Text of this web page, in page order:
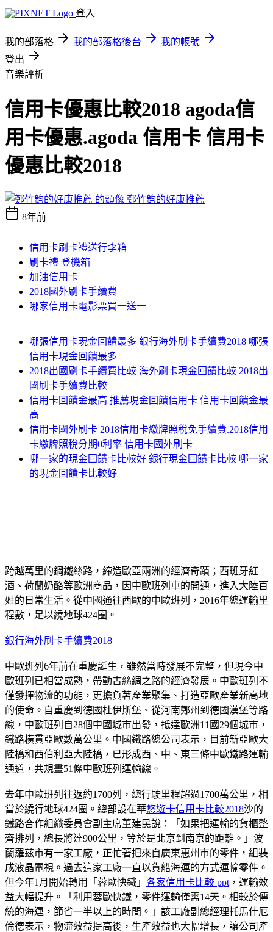
登入
我的部落格 我的部落格後台
我的帳號
登出
音樂評析
信用卡優惠比較2018 agoda信
用卡優惠.agoda 信用卡 信用卡
優惠比較2018
鄭竹鈞的好康推薦
8年前
信用卡刷卡禮送行李箱
刷卡禮 登機箱
加油信用卡
2018國外刷卡手續費
哪家信用卡電影票買一送一
哪張信用卡現金回饋最多 銀行海外刷卡手續費2018 哪張
信用卡現金回饋最多
2018出國刷卡手續費比較 海外刷卡現金回饋比較 2018出
國刷卡手續費比較
信用卡回饋金最高 推薦現金回饋信用卡 信用卡回饋金最
高
信用卡國外刷卡 2018信用卡繳牌照稅免手續費.2018信用
卡繳牌照稅分期0利率 信用卡國外刷卡
哪一家的現金回饋卡比較好 銀行現金回饋卡比較 哪一家
的現金回饋卡比較好
跨越萬里的鋼鐵絲路，締造歐亞兩洲的經濟奇蹟；西班牙紅
酒、荷蘭奶酪等歐洲商品，因中歐班列車的開通，進入大陸百
姓的日常生活。從中國通往西歐的中歐班列，2016年總運輸里
程數，足以繞地球424圈。
銀行海外刷卡手續費2018
中歐班列6年前在重慶誕生，雖然當時發展不完整，但現今中
歐班列已相當成熟，帶動古絲綢之路的經濟發展。中歐班列不
僅發揮物流的功能，更擔負著產業聚集、打造亞歐產業新高地
的使命。自重慶到德國杜伊斯堡、從河南鄭州到德國漢堡等路
線，中歐班列自28個中國城市出發，抵達歐洲11國29個城市，
鐵路橫貫亞歐數萬公里。中國鐵路總公司表示，目前新亞歐大
陸橋和西伯利亞大陸橋，已形成西、中、東三條中歐鐵路運輸
通道，共規畫51條中歐班列運輸線。
去年中歐班列往返約1700列，總行駛里程超過1700萬公里，相
當於繞行地球424圈。總部設在華悠遊卡信用卡比較2018沙的
鐵路合作組織委員會副主席董建民說：「如果把運輸的貨櫃整
齊排列，總長將達900公里，等於是北京到南京的距離。」波
蘭羅茲市有一家工廠，正忙著把來自廣東惠州市的零件，組裝
成液晶電視。過去這家工廠一直以貨船海運的方式運輸零件。
但今年1月開始轉用「蓉歐快鐵」 各家信用卡比較 ppt ，運輸效
益大幅提升。「利用蓉歐快鐵，零件運輸僅需14天。相較於傳
統的海運，節省一半以上的時間。」該工廠副總經理托馬什厄
倫德表示，物流效益提高後，生產效益也大幅增長，讓公司產